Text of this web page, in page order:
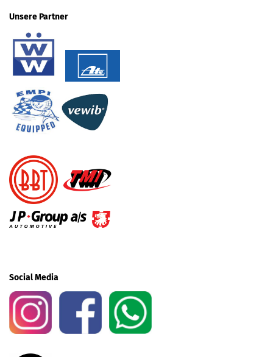
Unsere Partner
Social Media